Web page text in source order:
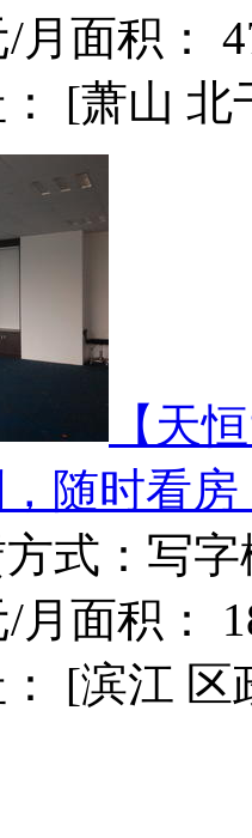
月 面积：
[萧山 北
【天
随时看房
式： 写
月 面积：
[滨江